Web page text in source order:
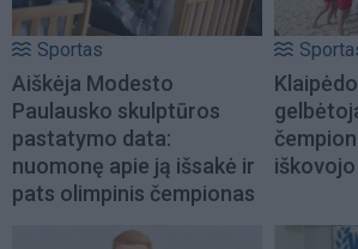
Sportas
Aiškėja Modesto
Paulausko skulptūros
pastatymo data:
nuomonę apie ją išsakė ir
pats olimpinis čempionas